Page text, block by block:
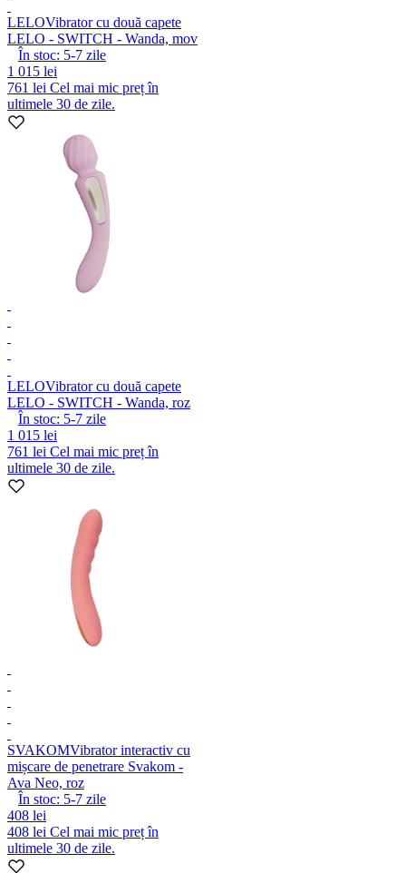
LELOVibrator cu două capete
LELO - SWITCH - Wanda, mov
În stoc: 5-7 zile
1 015 lei
761 lei Cel mai mic preț în
ultimele 30 de zile.
LELOVibrator cu două capete
LELO - SWITCH - Wanda, roz
În stoc: 5-7 zile
1 015 lei
761 lei Cel mai mic preț în
ultimele 30 de zile.
SVAKOMVibrator interactiv cu
mișcare de penetrare Svakom -
Ava Neo, roz
În stoc: 5-7 zile
408 lei
408 lei Cel mai mic preț în
ultimele 30 de zile.